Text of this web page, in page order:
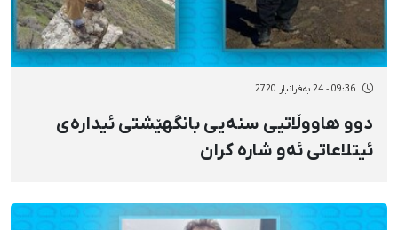
09:36 - 24 بەفرانبار 2720
دوو هاووڵاتیی سنەیی بانگهێشتی ئیدارەی
ئیتلاعاتی ئەو شارە کران